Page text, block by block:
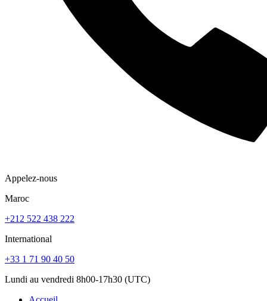
Appelez-nous
Maroc
+212 522 438 222
International
+33 1 71 90 40 50
Lundi au vendredi 8h00-17h30 (UTC)